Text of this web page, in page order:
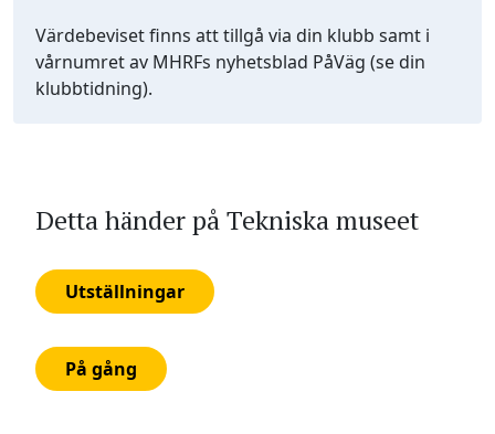
Värdebeviset finns att tillgå via din klubb samt i
vårnumret av MHRFs nyhetsblad PåVäg (se din
klubbtidning).
Detta händer på Tekniska museet
Utställningar
På gång